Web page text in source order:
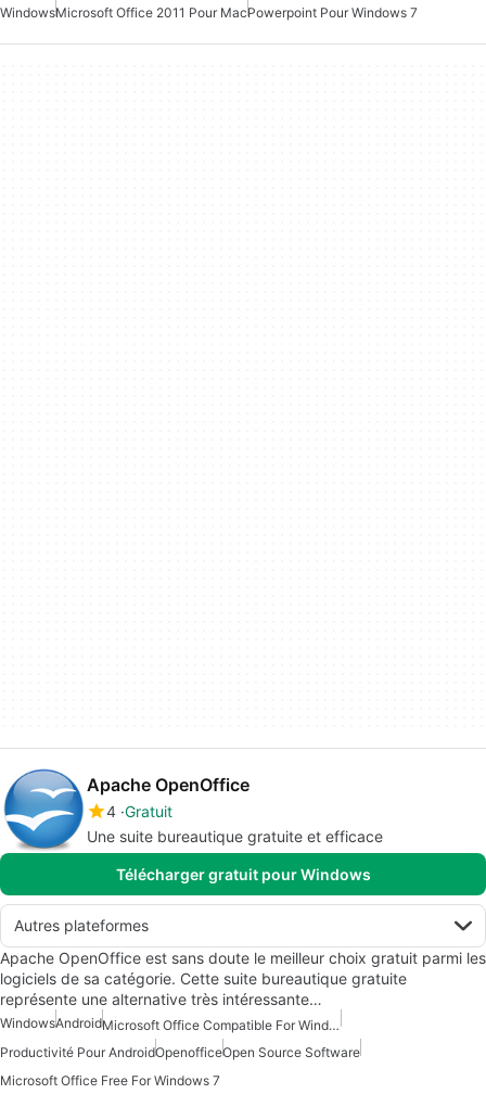
WindowsMicrosoft Office 2011 Pour MacPowerpoint Pour Windows 7
Apache OpenOffice
4 Gratuit
Une suite bureautique gratuite et efficace
Télécharger gratuit pour Windows
Autres plateformes
Apache OpenOffice est sans doute le meilleur choix gratuit parmi les
logiciels de sa catégorie. Cette suite bureautique gratuite
représente une alternative très intéressante…
WindowsAndroid
Microsoft Office Compatible For Windows 7
Productivité Pour AndroidOpenofficeOpen Source Software
Microsoft Office Free For Windows 7